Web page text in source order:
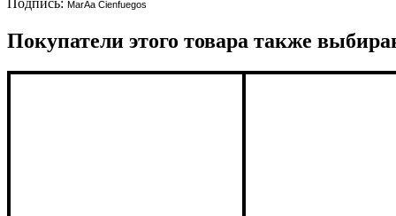
MarÃ­a Cienfuegos
Покупатели этого товара также